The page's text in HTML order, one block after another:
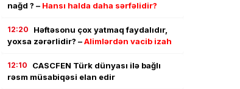
nağd ? – Hansı halda daha sərfəlidir?
12:20
Həftəsonu çox yatmaq faydalıdır,
yoxsa zərərlidir? –Alimlərdən vacib izah
12:10
CASCFEN Türk dünyası ilə bağlı
rəsm müsabiqəsi elan edir